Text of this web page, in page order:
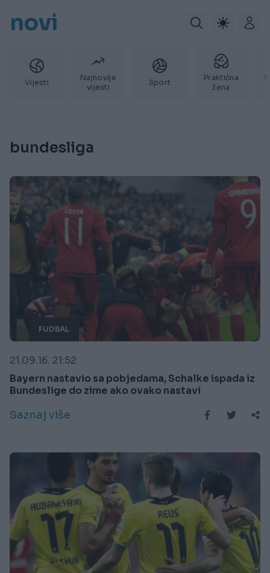
novi
Vijesti
Najnovije
vijesti
Sport
Praktična
žena
bundesliga
FUDBAL
21.09.16. 21:52
Bayern nastavio sa pobjedama, Schalke ispada iz
Bundeslige do zime ako ovako nastavi
Saznaj više